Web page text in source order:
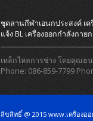
ชุดลานกีฬาเอนกประสงค์ เ
แจ้ง BL เครื่องออกกําลังกาย
เหล็กไหลการช่าง โดยคุณธ
Phone: 086-859-7799
ลิขสิทธิ์ @ 2015 www.เครื่องอ